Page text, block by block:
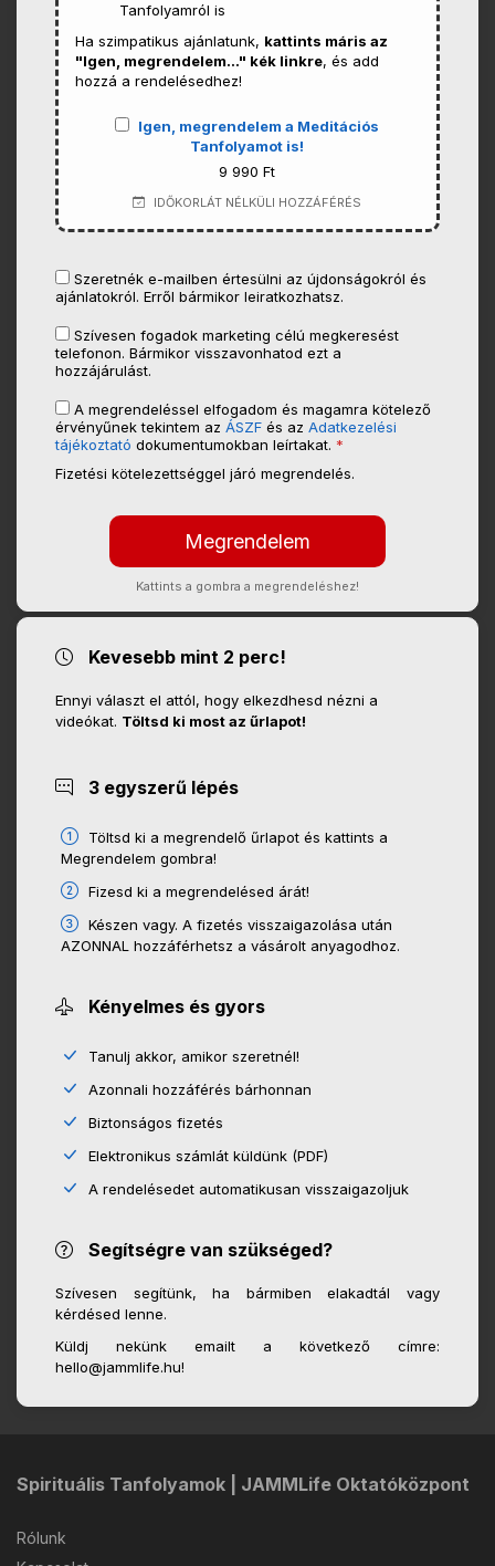
Tanfolyamról is
Ha szimpatikus ajánlatunk, kattints máris az
"Igen, megrendelem..." kék linkre, és add
hozzá a rendelésedhez!
Igen, megrendelem a Meditációs
Tanfolyamot is!
9 990 Ft
IDŐKORLÁT NÉLKÜLI HOZZÁFÉRÉS
Szeretnék e-mailben értesülni az újdonságokról és
ajánlatokról. Erről bármikor leiratkozhatsz.
Szívesen fogadok marketing célú megkeresést
telefonon. Bármikor visszavonhatod ezt a
hozzájárulást.
A megrendeléssel elfogadom és magamra kötelező
érvényűnek tekintem azÁSZF és azAdatkezelési
tájékoztató dokumentumokban leírtakat. *
Fizetési kötelezettséggel járó megrendelés.
Kattints a gombra a megrendeléshez!
Kevesebb mint 2 perc!
Ennyi választ el attól, hogy elkezdhesd nézni a
videókat. Töltsd ki most az űrlapot!
3 egyszerű lépés
Töltsd ki a megrendelő űrlapot és kattints a
Megrendelem gombra!
Fizesd ki a megrendelésed árát!
Készen vagy. A fizetés visszaigazolása után
AZONNAL hozzáférhetsz a vásárolt anyagodhoz.
Kényelmes és gyors
Tanulj akkor, amikor szeretnél!
Azonnali hozzáférés bárhonnan
Biztonságos fizetés
Elektronikus számlát küldünk (PDF)
A rendelésedet automatikusan visszaigazoljuk
Segítségre van szükséged?
Szívesen segítünk, ha bármiben elakadtál vagy
kérdésed lenne.
Küldj nekünk emailt a következő címre:
hello@jammlife.hu!
Spirituális Tanfolyamok | JAMMLife Oktatóközpont
Rólunk